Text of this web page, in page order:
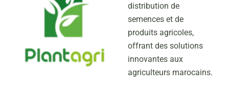
distribution de
semences et de
produits agricoles,
offrant des solutions
innovantes aux
agriculteurs marocains.